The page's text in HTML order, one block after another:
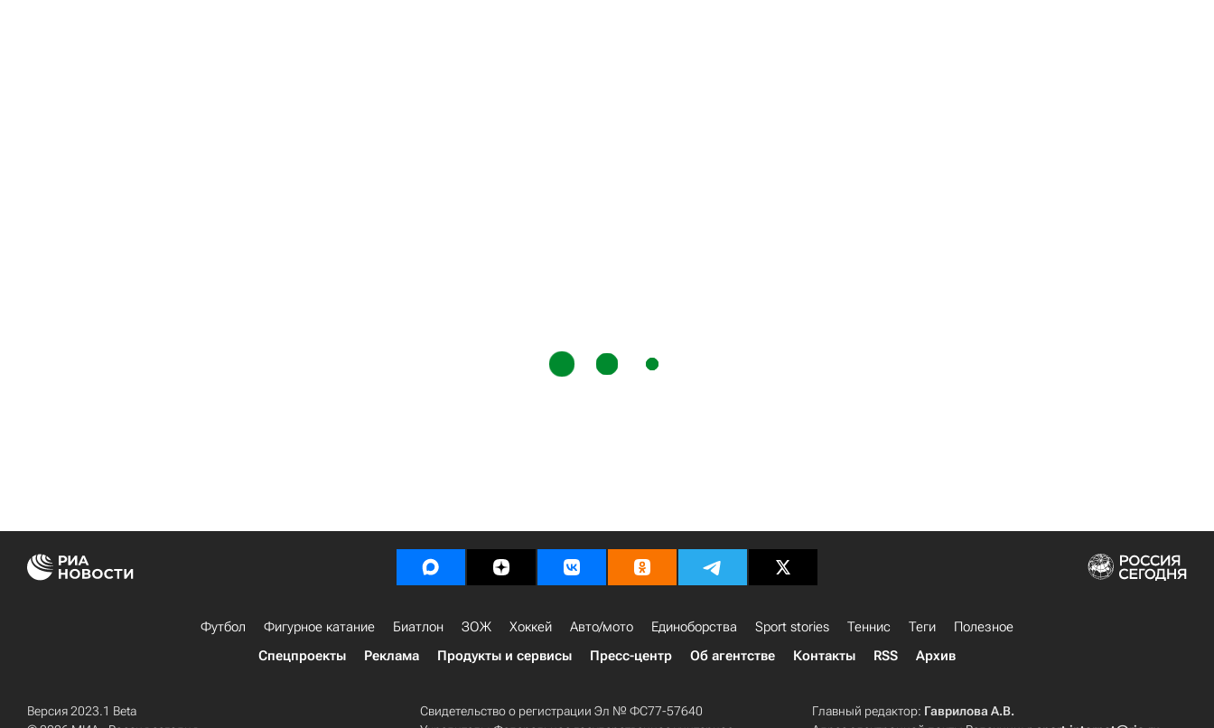
Футбол Фигурное катание Биатлон ЗОЖ Хоккей Авто/мото Единоборства Sport stories Теннис Теги
Полезное
Спецпроекты
Реклама Продукты и сервисы Пресс-центр Об агентстве Контакты RSS Архив
Версия 2023.1 Beta
Свидетельство о регистрации Эл № ФС77-57640
Главный редактор: Гаврилова А.В.